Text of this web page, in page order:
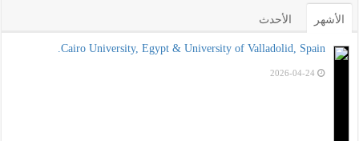
الأشهر الأحدث
Cairo University, Egypt & University of Valladolid, Spain.
2026-04-24